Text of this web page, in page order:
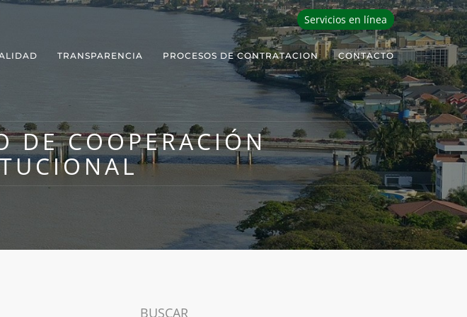
Servicios en línea
TRANSPARENCIA PROCESOS DE CONTRATACION CONTACTO
DE COOPERACIÓN
BUSCAR